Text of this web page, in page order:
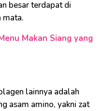
besar terdapat di
mata.
Makan Siang yang
lainnya adalah
asam amino, yakni zat